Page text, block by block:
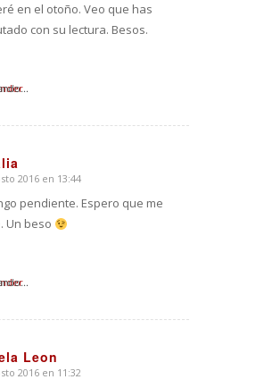
en el otoño. Veo que has
con su lectura. Besos.
2016 en 13:44
pendiente. Espero que me
Un beso
Leon
2016 en 11:32